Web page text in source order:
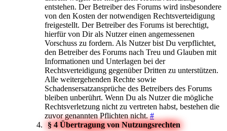
entstehen. Der Betreiber des Forums wird insbesondere
von den Kosten der notwendigen Rechtsverteidigung
freigestellt. Der Betreiber des Forums ist berechtigt,
hierfür von Dir als Nutzer einen angemessenen
Vorschuss zu fordern. Als Nutzer bist Du verpflichtet,
den Betreiber des Forums nach Treu und Glauben mit
Informationen und Unterlagen bei der
Rechtsverteidigung gegenüber Dritten zu unterstützen.
Alle weitergehenden Rechte sowie
Schadensersatzansprüche des Betreibers des Forums
bleiben unberührt. Wenn Du als Nutzer die mögliche
Rechtsverletzung nicht zu vertreten habst, bestehen die
zuvor genannten Pflichten nicht.#
§ 4 Übertragung von Nutzungsrechten